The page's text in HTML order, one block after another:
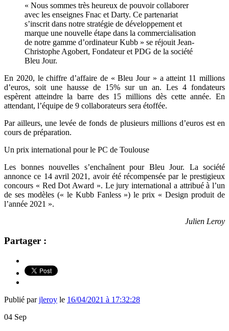
« Nous sommes très heureux de pouvoir collaborer
avec les enseignes Fnac et Darty. Ce partenariat
s’inscrit dans notre stratégie de développement et
marque une nouvelle étape dans la commercialisation
de notre gamme d’ordinateur Kubb » se réjouit Jean-
Christophe Agobert, Fondateur et PDG de la société
Bleu Jour.
En 2020, le chiffre d’affaire de « Bleu Jour » a atteint 11 millions
d’euros, soit une hausse de 15% sur un an. Les 4 fondateurs
espèrent atteindre la barre des 15 millions dès cette année. En
attendant, l’équipe de 9 collaborateurs sera étoffée.
Par ailleurs, une levée de fonds de plusieurs millions d’euros est en
cours de préparation.
Un prix international pour le PC de Toulouse
Les bonnes nouvelles s’enchaînent pour Bleu Jour. La société
annonce ce 14 avril 2021, avoir été récompensée par le prestigieux
concours « Red Dot Award ». Le jury international a attribué à l’un
de ses modèles (« le Kubb Fanless ») le prix « Design produit de
l’année 2021 ».
Julien Leroy
Partager :
Publié parjleroy le 16/04/2021 à 17:32:28
04 Sep